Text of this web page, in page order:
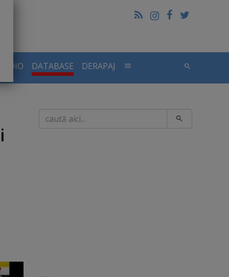
DATABASE DERAPAJ
Caută